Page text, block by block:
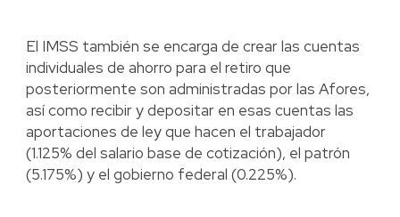
El IMSS también se encarga de crear las cuentas
individuales de ahorro para el retiro que
posteriormente son administradas por las Afores,
así como recibir y depositar en esas cuentas las
aportaciones de ley que hacen el trabajador
(1.125% del salario base de cotización), el patrón
(5.175%) y el gobierno federal (0.225%).